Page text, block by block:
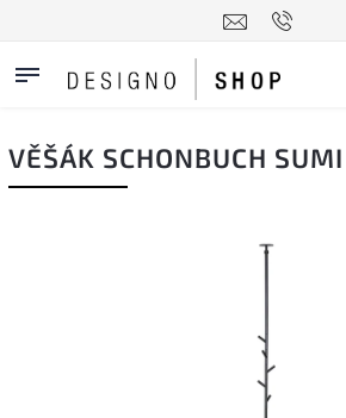
VĚŠÁK SCHONBUCH